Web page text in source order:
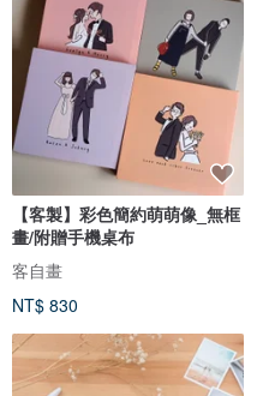
【客製】彩色簡約萌萌像_無框
畫/附贈手機桌布
客自畫
NT$ 830